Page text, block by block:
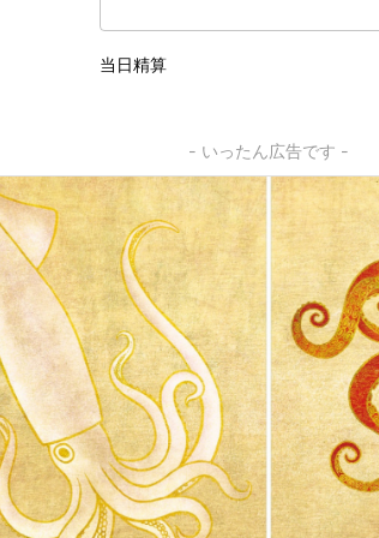
当日精算
- いったん広告です -